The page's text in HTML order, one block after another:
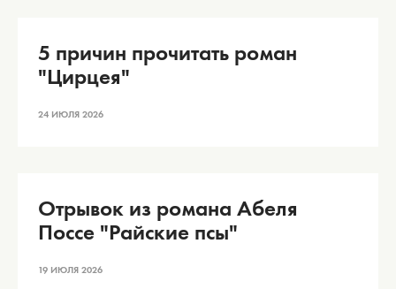
5 причин прочитать роман
"Цирцея"
24 ИЮЛЯ 2026
Отрывок из романа Абеля
Поссе "Райские псы"
19 ИЮЛЯ 2026